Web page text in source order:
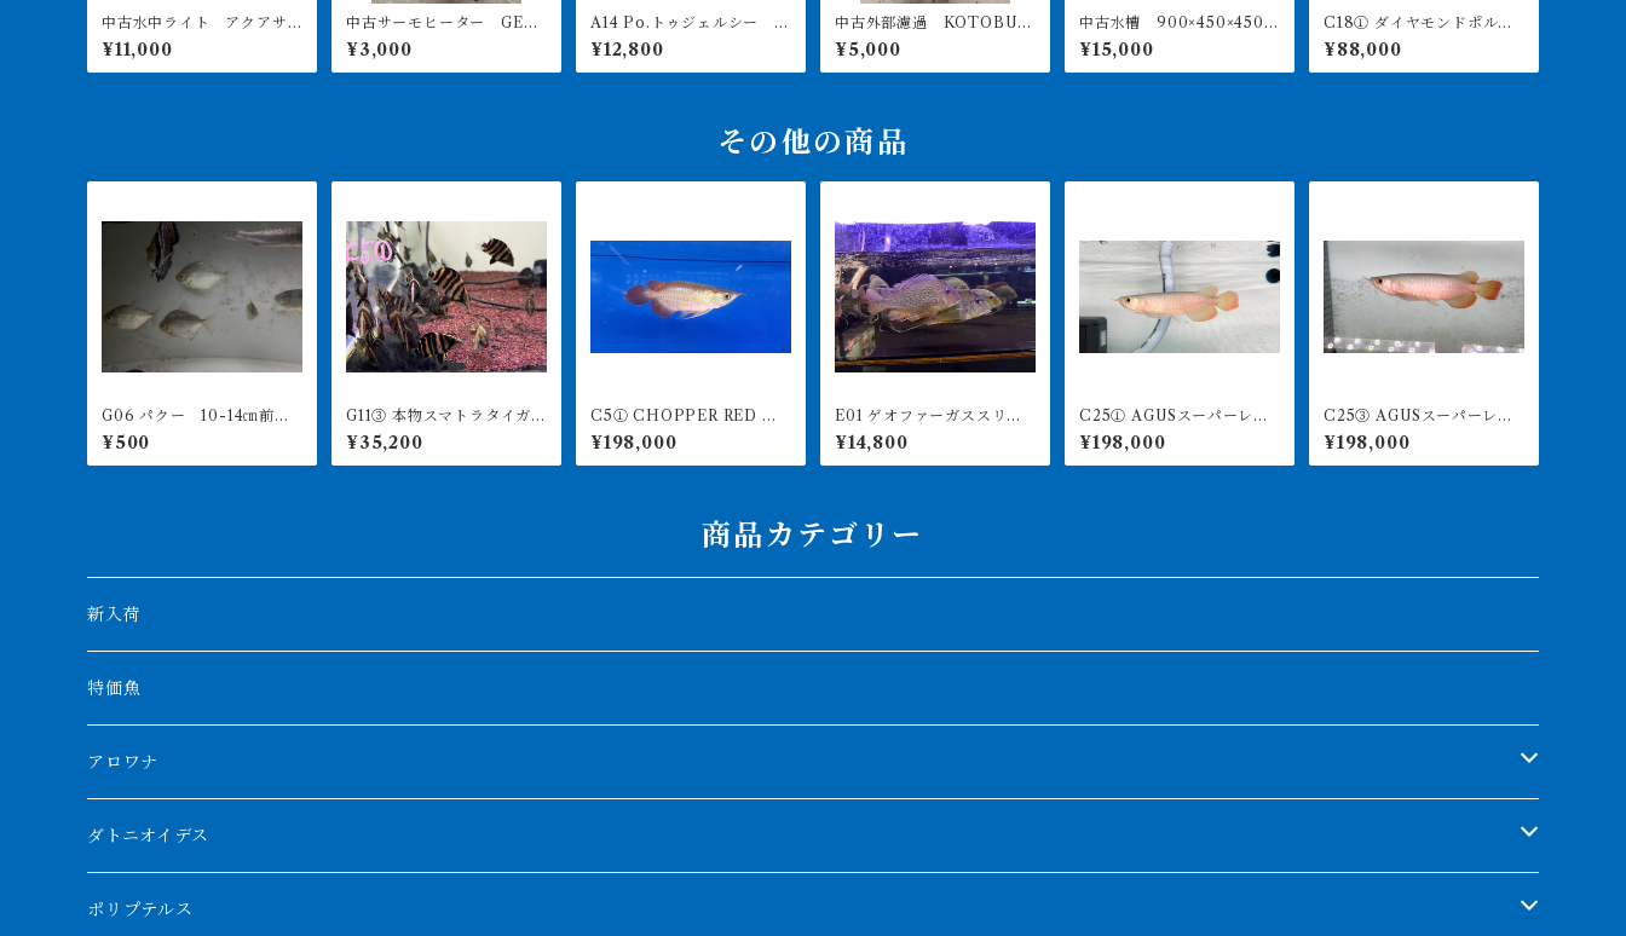
中古水中ライト アクアサ
ンライト1200 使用3ヶ月美
品
¥11,000
中古サーモヒーター GEX
サーモ&300Wヒーターセッ
ト 引き取り限定
¥3,000
A14 Po.トゥジェルシー 2
0㎝前後
¥12,800
中古外部濾過 KOTOBUK
I POWERBOX V1200 引
き取り限定
¥5,000
中古水槽 900×450×450ア
クリル水槽 上部濾過セッ
ト
¥15,000
C18① ダイヤモンドポル
カ アルビノヘテロ 体盤1
6㎝前後 ♀
¥88,000
その他の商品
G06 パクー 10-14㎝前
後 買取個体
¥500
G11③ 本物スマトラタイガー
ベビー 7-9㎝前後 3匹セ
ット ダトニオプラスワン
インドネシア便
¥35,200
C5① CHOPPER RED チ
ョッパーレッド 12㎝前後
BILLY-KENオリジナル ア
ジアアロワナ 紅龍ショー
¥198,000
E01 ゲオファーガススリナ
メンシス 24-26㎝前後
大きめ レッドゲオファー
ガス
¥14,800
C25① AGUSスーパーレッ
ドF4 18㎝前後 PT.ARWA
NA LESTARI アジアアロワ
ナ 紅龍 260-005125
¥198,000
C25③ AGUSスーパーレッ
ドF4 17㎝前後 PT.ARWA
NA LESTARI アジアアロワ
ナ 紅龍 260-005132
¥198,000
商品カテゴリー
新入荷
特価魚
アロワナ
クンパイ
アブソリュートレッド
ダトニオイデス
シャムタイガー
ポリプテルス